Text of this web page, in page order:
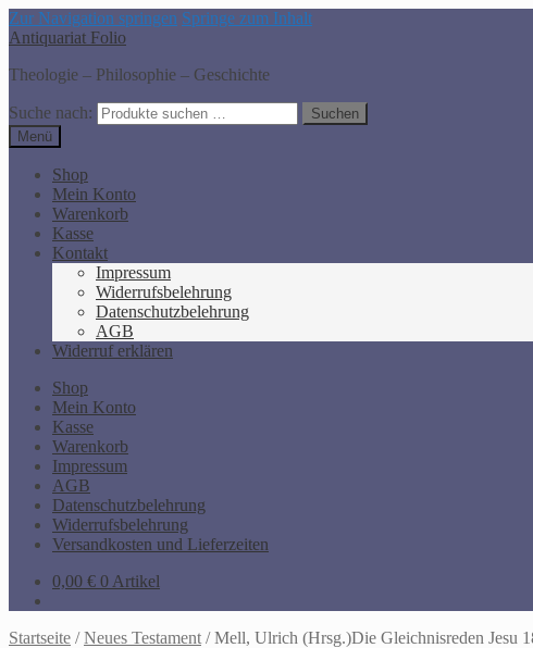
Zur Navigation springen Springe zum Inhalt
Antiquariat Folio
Theologie – Philosophie – Geschichte
Suche nach:
Suchen
Menü
Shop
Mein Konto
Warenkorb
Kasse
Kontakt
Impressum
Widerrufsbelehrung
Datenschutzbelehrung
AGB
Widerruf erklären
Shop
Mein Konto
Kasse
Warenkorb
Impressum
AGB
Datenschutzbelehrung
Widerrufsbelehrung
Versandkosten und Lieferzeiten
0,00 € 0 Artikel
Startseite /Neues Testament /Mell, Ulrich (Hrsg.)Die Gleichnisreden Jesu